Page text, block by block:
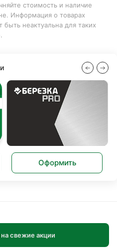
стоимость и наличие
Информация о товарах
неактуальна для таких
Оформить
свежие акции